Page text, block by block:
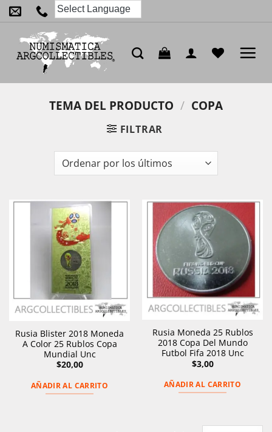
Saltar
al
contenido
TEMA DEL PRODUCTO / COPA
FILTRAR
Rusia Blister 2018 Moneda
A Color 25 Rublos Copa
Mundial Unc
$20,00
AÑADIR AL CARRITO
Rusia Moneda 25 Rublos
2018 Copa Del Mundo
Futbol Fifa 2018 Unc
$3,00
AÑADIR AL CARRITO